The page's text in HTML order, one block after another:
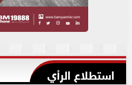
استطلاع الرأي